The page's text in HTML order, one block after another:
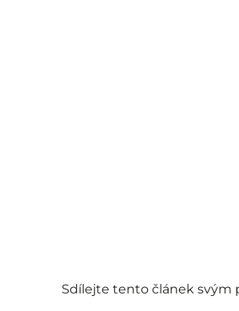
Sdílejte tento článek svým